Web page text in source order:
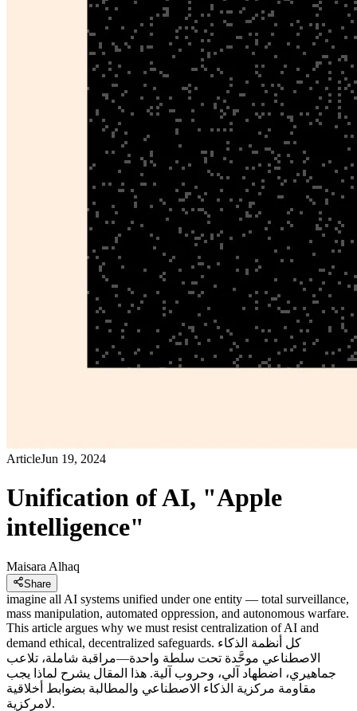
ArticleJun 19, 2024
Unification of AI, "Apple
intelligence"
Maisara Alhaq
Share
imagine all AI systems unified under one entity — total surveillance,
mass manipulation, automated oppression, and autonomous warfare.
This article argues why we must resist centralization of AI and
demand ethical, decentralized safeguards. كل أنظمة الذكاء
الاصطناعي موحَّدة تحت سلطة واحدة—مراقبة شاملة، تلاعب
جماهيري، اضطهاد آلي، وحروب آلية. هذا المقال يشرح لماذا يجب
مقاومة مركزية الذكاء الاصطناعي والمطالبة بضوابط أخلاقية
لامركزية.